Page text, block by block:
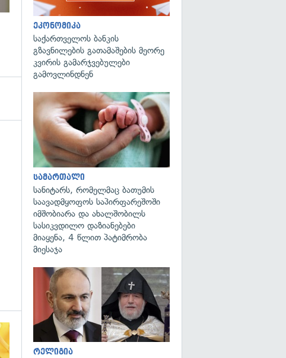
გადახედვა
ეკონომიკა
საქართველოს ბანკის
გზავნილების გათამაშების მეორე
კვირის გამარჯვებულები
გამოვლინდნენ
სამართალი
სანიტარს, რომელმაც ბათუმის
საავადმყოფოს საპირფარეშოში
იმშობიარა და ახალშობილს
სასიკვდილო დაზიანებები
მიაყენა, 4 წლით პატიმრობა
მიესაჯა
რელიგია